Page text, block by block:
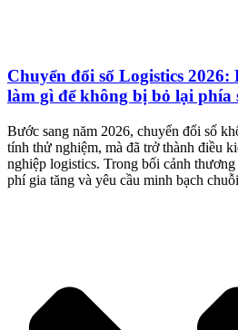
Chuyển đổi số Logistics 2026:
làm gì để không bị bỏ lại phía
Bước sang năm 2026, chuyển đổi số
tính thử nghiệm, mà đã trở thành điều
nghiệp logistics. Trong bối cảnh
phí gia tăng và yêu cầu minh bạch